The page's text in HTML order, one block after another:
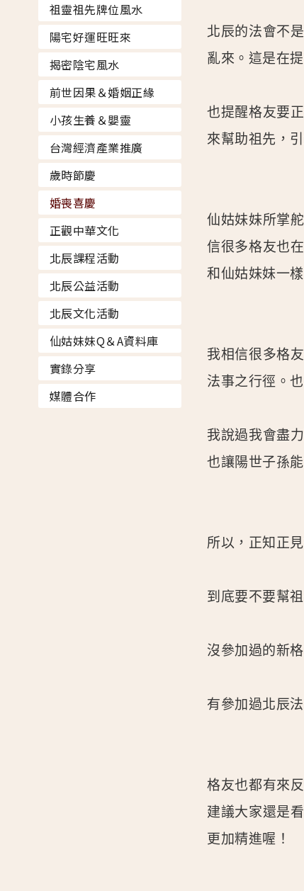
祖靈祖先牌位風水
陽宅好運旺旺來
揭密陰宅風水
前世因果＆婚姻正緣
小孩生養＆嬰靈
台灣經濟產業推廣
歲時節慶
婚喪喜慶
正觀中華文化
北辰課程活動
北辰公益活動
北辰文化活動
仙姑妹妹Q＆A資料庫
實錄分享
媒體合作
北辰的法會不
亂來。這是在
也提醒格友要
來幫助祖先，
仙姑妹妹所掌
信很多格友也
和仙姑妹妹一
我相信很多格
法事之行徑。
我說過我會盡
也讓陽世子孫
所以，正知正
到底要不要幫
沒參加過的新
有參加過北辰
格友也都有來
建議大家還是
更加精進喔！